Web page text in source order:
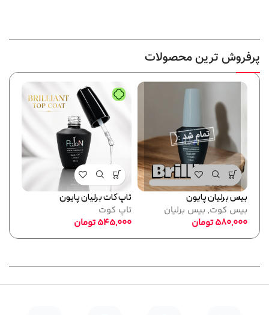
پرفروش ترین محصولات
بیس برلیان پایون
بیس کوت, بیس برلیان
580,000تومان
تاپ کات برلیان پایون
تاپ کوت
545,000تومان